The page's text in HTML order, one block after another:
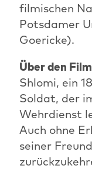
filmischen
Potsdamer
Goericke).
Über den
Shlomi, ein
Soldat, der
Wehrdienst
Auch ohne
seiner